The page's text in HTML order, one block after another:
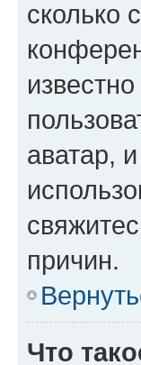
сколько
аватар,
причин.
Что